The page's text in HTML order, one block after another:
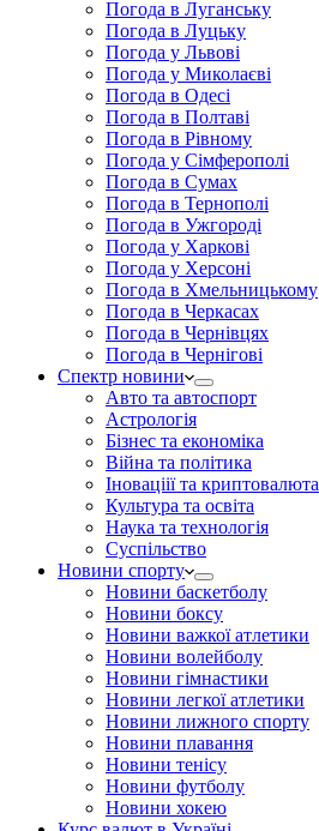
Погода в Луганську
Погода в Луцьку
Погода у Львові
Погода у Миколаєві
Погода в Одесі
Погода в Полтаві
Погода в Рівному
Погода у Сімферополі
Погода в Сумах
Погода в Тернополі
Погода в Ужгороді
Погода у Харкові
Погода у Херсоні
Погода в Хмельницькому
Погода в Черкасах
Погода в Чернівцях
Погода в Чернігові
Спектр новини
Авто та автоспорт
Астрологія
Бізнес та економіка
Війна та політика
Іноваціії та криптовалюта
Культура та освіта
Наука та технологія
Суспільство
Новини спорту
Новини баскетболу
Новини боксу
Новини важкої атлетики
Новини волейболу
Новини гімнастики
Новини легкої атлетики
Новини лижного спорту
Новини плавання
Новини тенісу
Новини футболу
Новини хокею